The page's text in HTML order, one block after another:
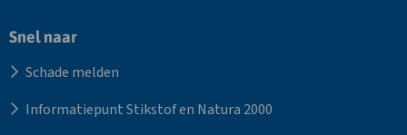
Snel naar
Schade melden
Informatiepunt Stikstof en Natura 2000